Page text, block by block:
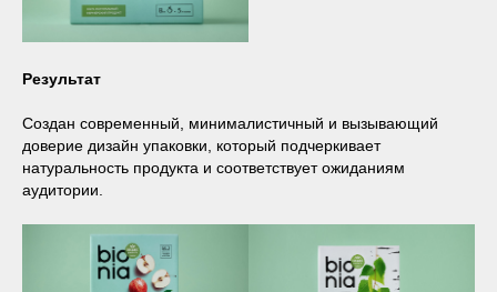
Результат
Создан современный, минималистичный и вызывающий
доверие дизайн упаковки, который подчеркивает
натуральность продукта и соответствует ожиданиям
аудитории.